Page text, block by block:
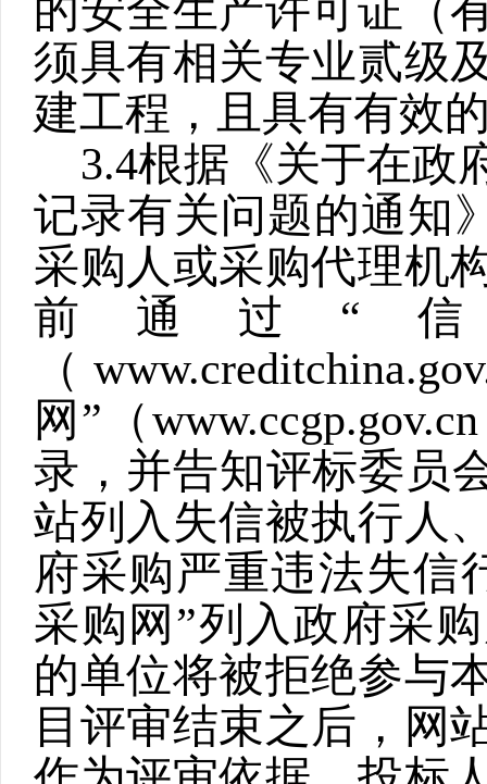
的安全生产许可证（
须具有相关专业贰级
建工程，且具有有效
3.4根据《关于在政
记录有关问题的通知
采购人或采购代理机
前通过“
（
网”（www.ccgp.gov.cn
录，并告知评标委员
站列入失信被执行人
府采购严重违法失信
采购网”列入政府采
的单位将被拒绝参与
目评审结束之后，网